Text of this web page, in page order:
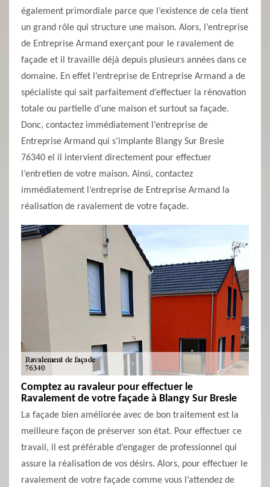
également primordiale parce que l’existence de cela tient
un grand rôle qui structure une maison. Alors, l’entreprise
de Entreprise Armand exerçant pour le ravalement de
façade et il travaille déjà depuis plusieurs années dans ce
domaine. En effet l’entreprise de Entreprise Armand a de
spécialiste qui sait parfaitement d’effectuer la rénovation
totale ou partielle d’une maison et surtout sa façade.
Donc, contactez immédiatement l’entreprise de
Entreprise Armand qui s’implante Blangy Sur Bresle
76340 el il intervient directement pour effectuer
l’entretien de votre maison. Ainsi, contactez
immédiatement l’entreprise de Entreprise Armand la
réalisation de ravalement de votre façade.
Comptez au ravaleur pour effectuer le
Ravalement de votre façade à Blangy Sur Bresle
La façade bien améliorée avec de bon traitement est la
meilleure façon de préserver son état. Pour effectuer ce
travail, il est préférable d’engager de professionnel qui
assure la réalisation de vos désirs. Alors, pour effectuer le
ravalement de votre façade comme vous l’attendez de